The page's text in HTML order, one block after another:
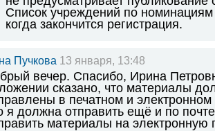
Список учреждений по номинациям
когда закончится регистрация.
Пучкова 13 января, 13:48
вечер. Спасибо, Ирина
сказано, что материалы
в печатном и электронном
я должна отправить ещё и по
материалы на электронную